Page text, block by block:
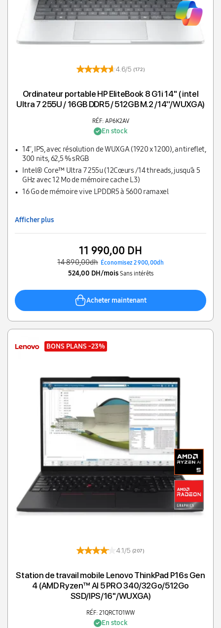
4.6/5 (172)
Ordinateur portable HP EliteBook 8 G1i 14" ( intel
Ultra 7 255U / 16GB DDR5 / 512GB M.2 /14''/WUXGA)
RÉF: AP6K2AV
En stock
14'', IPS, avec résolution de WUXGA (1920 x 1200), antireflet,
300 nits, 62,5 % sRGB
Intel® Core™ Ultra 7 255u (12Cœurs /14 threads, jusqu’à 5
GHz avec 12 Mo de mémoire cache L3)
16 Go de mémoire vive LPDDR5 à 5600 ramaxel
Afficher plus
11 990,00 DH
14 890,00dh Économisez 2 900,00dh
524,00 DH/mois Sans intérêts
Acheter maintenant
BONS PLANS -23%
4.1/5 (207)
Station de travail mobile Lenovo ThinkPad P16s Gen
4 (AMD Ryzen™ AI 5 PRO 340/32Go/512Go
SSD/IPS/16''/WUXGA)
RÉF: 21QRCTO1WW
En stock